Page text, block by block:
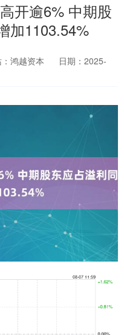
开逾6% 中期股
加1103.54%
鸿越资本
日期：2025-